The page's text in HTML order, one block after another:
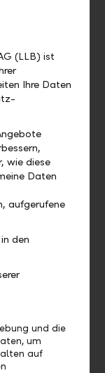
(LLB) ist
Ihre Daten
wie diese
Daten
aufgerufene
den
und die
um
auf